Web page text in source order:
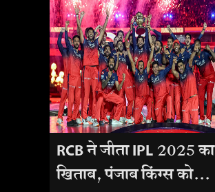
RCB ने जीता IPL 2025 का
खिताब, पंजाब किंग्स को...